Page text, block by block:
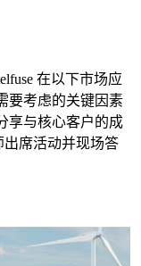
在以下市场应
要考虑的关键因素
享与核心客户的成
出席活动并现场答